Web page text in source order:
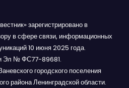
зарегистрировано в
в сфере связи, информационных
10 июня 2025 года.
Эл № ФС77-89681.
городского поселения
района Ленинградской области.